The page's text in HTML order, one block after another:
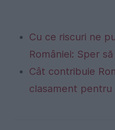
Cu ce riscuri ne
României: Sper
Cât contribuie
clasament pentru